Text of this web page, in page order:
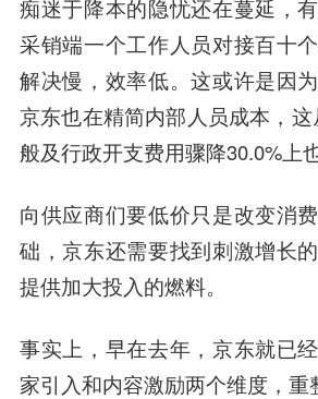
痴迷于降本的隐忧还在蔓延，
采销端一个工作人员对接百十
解决慢，效率低。这或许是因
京东也在精简内部人员成本，
般及行政开支费用骤降30.0%上
向供应商们要低价只是改变消
础，京东还需要找到刺激增长
提供加大投入的燃料。
事实上，早在去年，京东就已
家引入和内容激励两个维度，重